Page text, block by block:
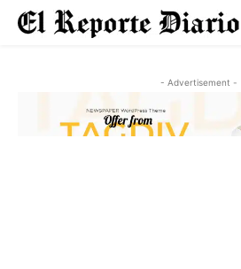
- Advertisement -